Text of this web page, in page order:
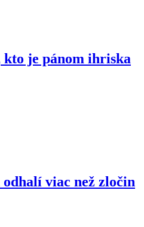
je pánom ihriska
viac než zločin